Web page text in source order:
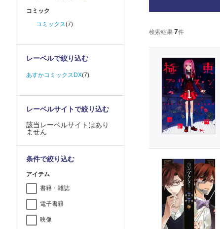
検索結果 7件
コミック
コミックス(7)
レーベルで絞り込む
あすかコミックスDX(7)
レーベルサイトで絞り込む
該当レーベルサイトはあり
ません
条件で絞り込む
アイテム
書籍・雑誌
電子書籍
映像